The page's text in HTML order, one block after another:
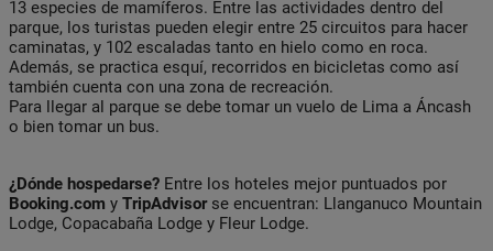
13 especies de mamíferos. Entre las actividades dentro del
parque, los turistas pueden elegir entre 25 circuitos para hacer
caminatas, y 102 escaladas tanto en hielo como en roca.
Además, se practica esquí, recorridos en bicicletas como así
también cuenta con una zona de recreación.
Para llegar al parque se debe tomar un vuelo de Lima a Áncash
o bien tomar un bus.
¿Dónde hospedarse? Entre los hoteles mejor puntuados por
Booking.com y TripAdvisor se encuentran: Llanganuco Mountain
Lodge, Copacabaña Lodge y Fleur Lodge.